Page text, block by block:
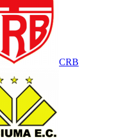
CRB